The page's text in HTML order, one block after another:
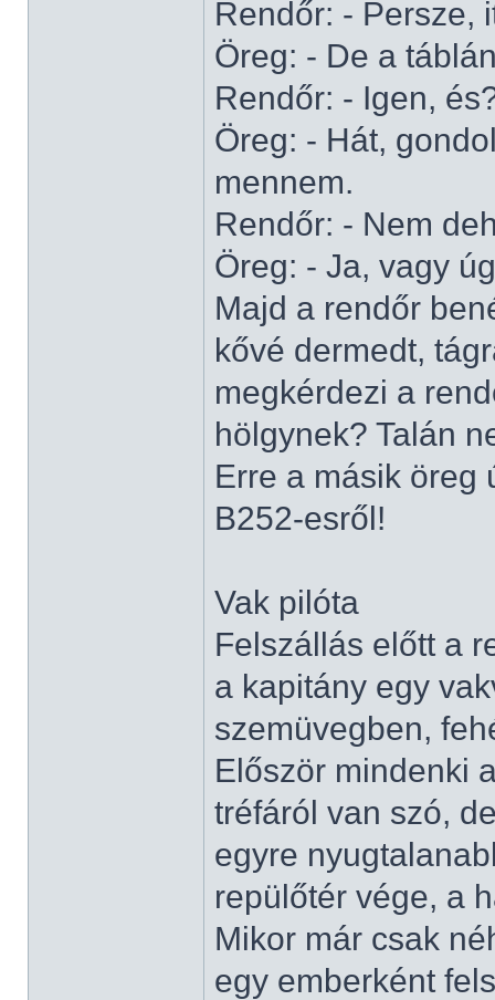
Rendőr: - Persze,
Öreg: - De a
Rendőr: - Igen,
Öreg: - Hát,
mennem.
Rendőr: - Nem
Öreg: - Ja, vagy
Majd a rendőr
kővé dermedt,
megkérdezi a
hölgynek? Talán
Erre a másik öreg
B252-esről!
Vak pilóta
Felszállás előtt a
a kapitány egy
szemüvegben,
Először mindenki
tréfáról van szó,
egyre
repülőtér vége, a
Mikor már csak
egy emberként